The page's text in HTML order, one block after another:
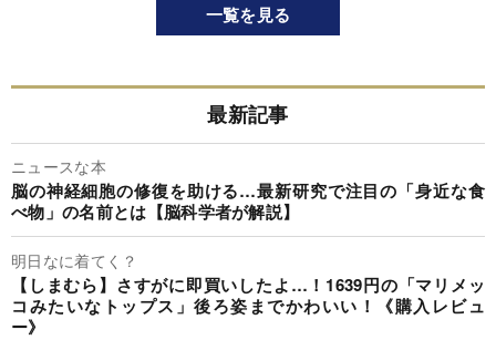
一覧を見る
最新記事
ニュースな本
脳の神経細胞の修復を助ける…最新研究で注目の「身近な食
べ物」の名前とは【脳科学者が解説】
明日なに着てく？
【しまむら】さすがに即買いしたよ…！1639円の「マリメッ
コみたいなトップス」後ろ姿までかわいい！《購入レビュ
ー》